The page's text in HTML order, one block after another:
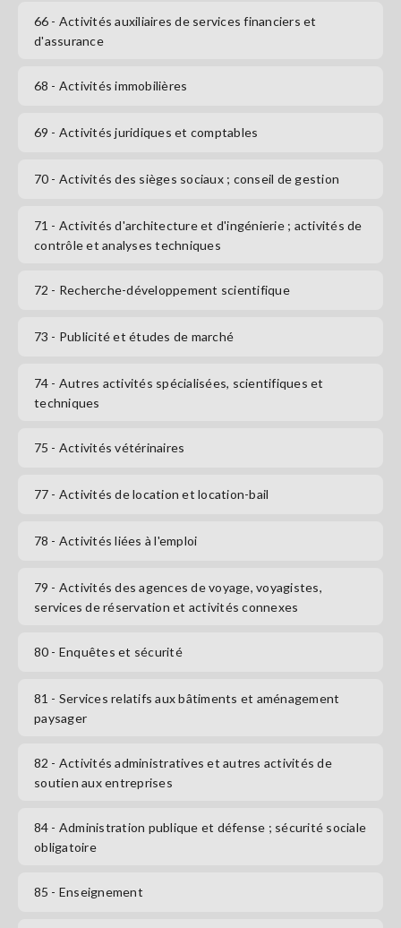
66 - Activités auxiliaires de services financiers et
d'assurance
68 - Activités immobilières
69 - Activités juridiques et comptables
70 - Activités des sièges sociaux ; conseil de gestion
71 - Activités d'architecture et d'ingénierie ; activités de
contrôle et analyses techniques
72 - Recherche-développement scientifique
73 - Publicité et études de marché
74 - Autres activités spécialisées, scientifiques et
techniques
75 - Activités vétérinaires
77 - Activités de location et location-bail
78 - Activités liées à l'emploi
79 - Activités des agences de voyage, voyagistes,
services de réservation et activités connexes
80 - Enquêtes et sécurité
81 - Services relatifs aux bâtiments et aménagement
paysager
82 - Activités administratives et autres activités de
soutien aux entreprises
84 - Administration publique et défense ; sécurité sociale
obligatoire
85 - Enseignement